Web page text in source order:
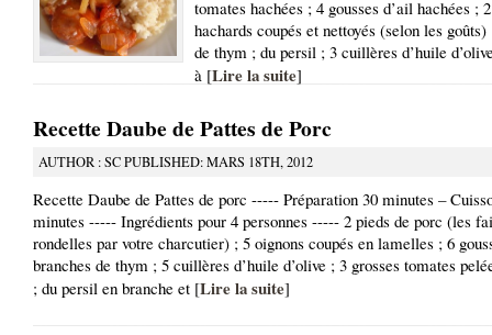
tomates hachées ; 4 gousses d’ail hachées ;
hachards coupés et nettoyés (selon les
de thym ; du persil ; 3 cuillères d’huile
à [Lire la suite]
Recette Daube de Pattes de Porc
AUTHOR : SC PUBLISHED: MARS 18TH, 2012
Recette Daube de Pattes de porc ----- Préparation 30 minutes –
minutes ----- Ingrédients pour 4 personnes ----- 2 pieds de porc (les
rondelles par votre charcutier) ; 5 oignons coupés en lamelles ; 6
branches de thym ; 5 cuillères d’huile d’olive ; 3 grosses tomates
; du persil en branche et [Lire la suite]